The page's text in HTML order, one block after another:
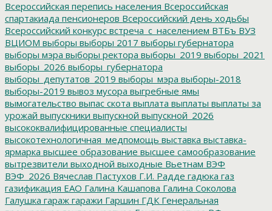
Всероссийская перепись населения Всероссийская
спартакиада пенсионеров Всероссийский день ходьбы
Всероссийский конкурс встреча_с_населением ВТБъ ВУЗ
ВЦИОМ выборы выборы 2017 выборы губернатора
выборы мэра выборы ректора выборы_2019 выборы_2021
выборы_2026 выборы_губернатора
выборы_депутатов_2019 выборы_мэра выборы-2018
выборы-2019 вывоз мусора выгребные ямы
вымогательство выпас скота выплата выплаты выплаты за
урожай выпускники выпускной выпускной_2026
высококвалифицированные специалисты
высокотехнологичная_медпомощь выставка выставка-
ярмарка высшее образование высшее самообразование
вытрезвители выходной выходные Вьетнам ВЭФ
ВЭФ_2026 Вячеслав Пастухов Г.И. Радде гадюка газ
газификация ЕАО Галина Кашапова Галина Соколова
Галушка гараж гаражи Гаршин ГДК Генеральная